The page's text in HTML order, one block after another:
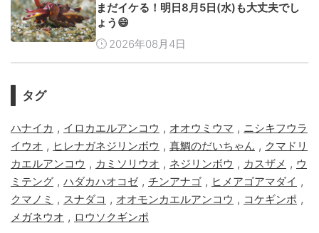
まだイケる！明日8月5日(水)も大丈夫でし
ょう😄
2026年08月4日
タグ
ハナイカ , イロカエルアンコウ , オオウミウマ , ニシキフウラ
イウオ , ヒレナガネジリンボウ , 真鯛のだいちゃん , クマドリ
カエルアンコウ , カミソリウオ , ネジリンボウ , カスザメ , ウ
ミテング , ハダカハオコゼ, チンアナゴ , ヒメアゴアマダイ ,
クマノミ , スナダコ , オオモンカエルアンコウ , コケギンポ ,
メガネウオ , ロウソクギンポ